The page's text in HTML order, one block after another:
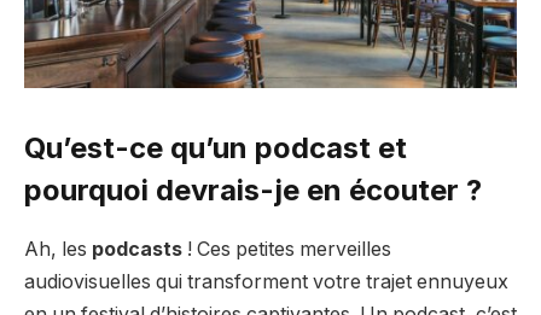
Qu’est-ce qu’un podcast et
pourquoi devrais-je en écouter ?
Ah, les podcasts ! Ces petites merveilles
audiovisuelles qui transforment votre trajet ennuyeux